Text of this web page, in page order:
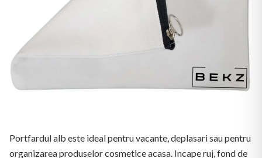
Portfardul alb este ideal pentru vacante, deplasari sau pentru
organizarea produselor cosmetice acasa. Incape ruj, fond de